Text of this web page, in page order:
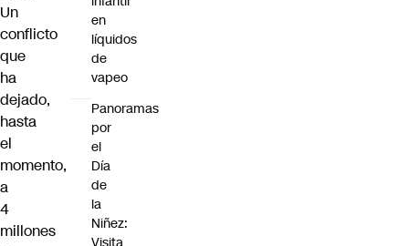
Un
conflicto
que
ha
dejado,
hasta
el
momento,
a
4
millones
en
líquidos
de
vapeo
Panoramas
por
el
Día
de
la
Niñez:
Visita